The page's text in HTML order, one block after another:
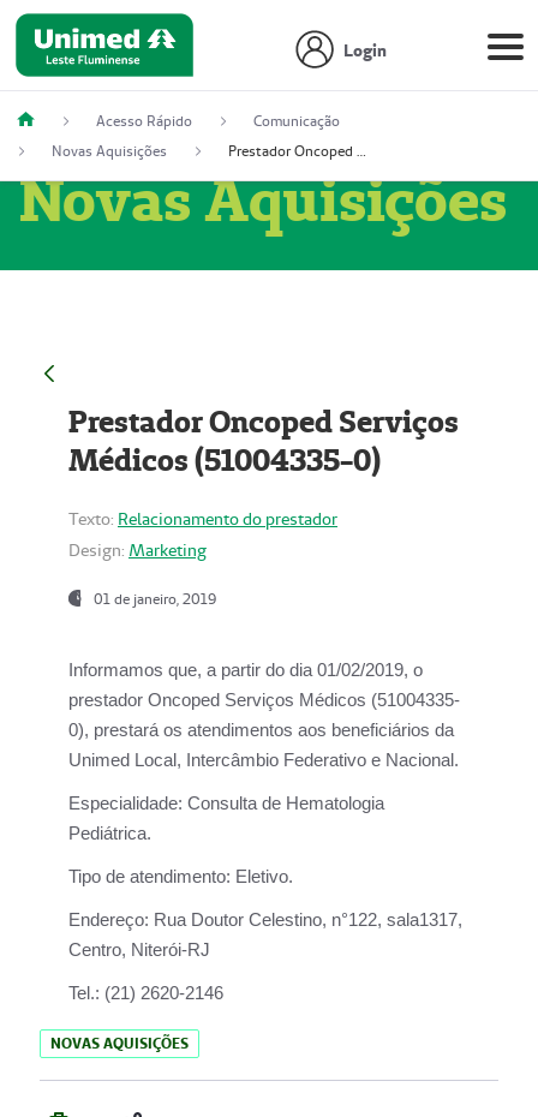
Login
Acesso Rápido
Comunicação
Novas Aquisições
Prestador Oncoped Serviços Médicos (51004335-0)
Novas Aquisições
Prestador Oncoped Serviços
Médicos (51004335-0)
Texto: Relacionamento do prestador
Design: Marketing
01 de janeiro, 2019
Informamos que, a partir do dia 01/02/2019, o
prestador Oncoped Serviços Médicos (51004335-
0), prestará os atendimentos aos beneficiários da
Unimed Local, Intercâmbio Federativo e Nacional.
Especialidade: Consulta de Hematologia
Pediátrica.
Tipo de atendimento: Eletivo.
Endereço: Rua Doutor Celestino, n°122, sala1317,
Centro, Niterói-RJ
Tel.: (21) 2620-2146
NOVAS AQUISIÇÕES